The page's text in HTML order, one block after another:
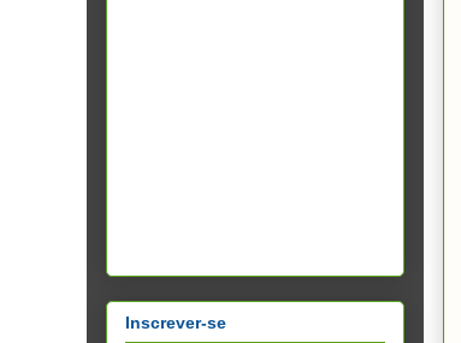
Inscrever-se